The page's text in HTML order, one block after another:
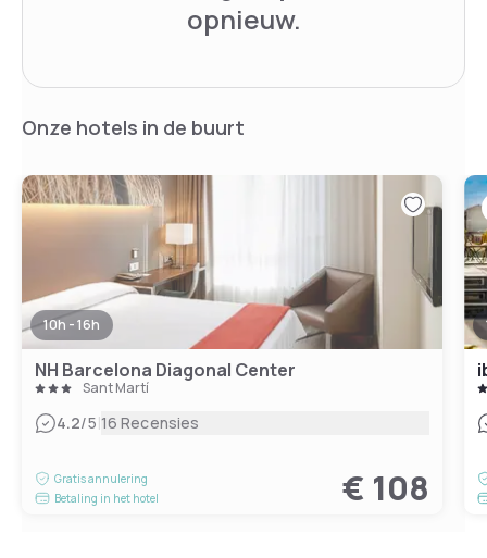
opnieuw.
Onze hotels in de buurt
10h - 16h
NH Barcelona Diagonal Center
Sant Martí
4.2/5|16 Recensies
Gratis annulering
Betaling in het hotel
€ 108